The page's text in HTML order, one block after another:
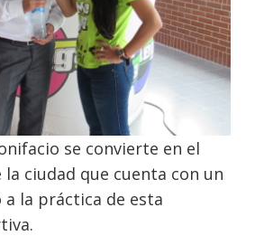
se convierte en el
ciudad que cuenta con un
la práctica de esta